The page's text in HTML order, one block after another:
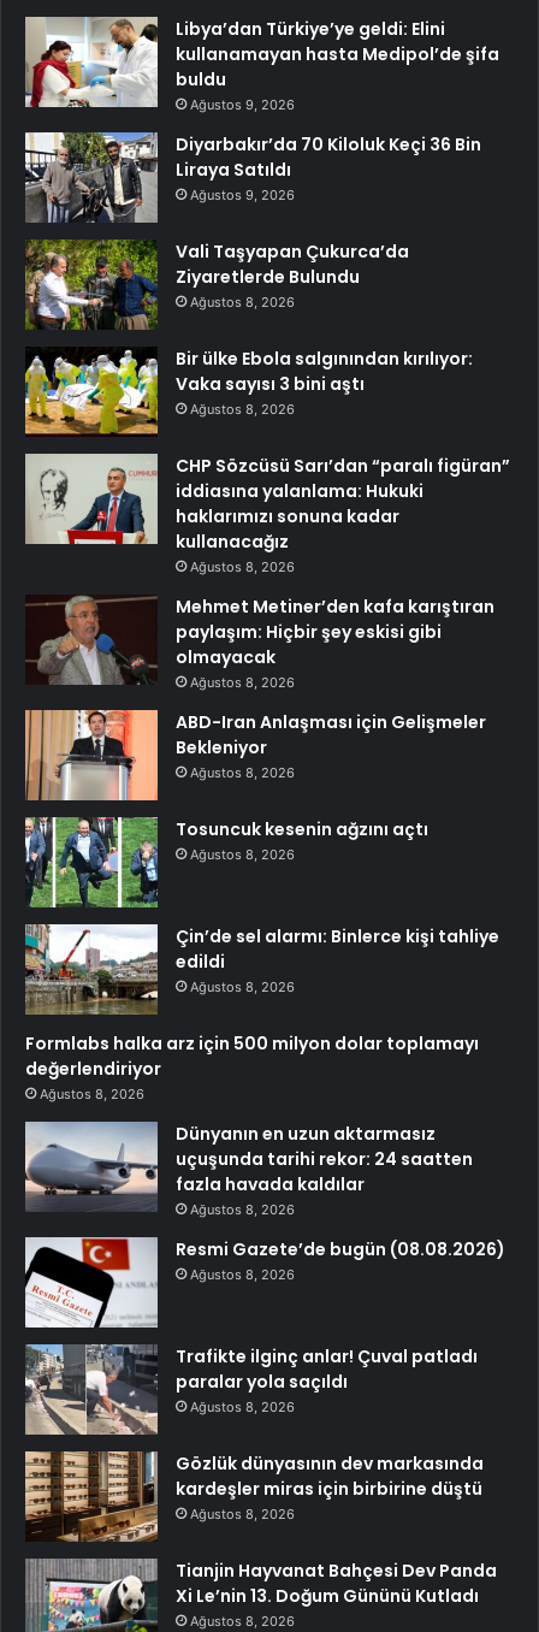
Libya’dan Türkiye’ye geldi: Elini
kullanamayan hasta Medipol’de şifa
buldu
Ağustos 9, 2026
Diyarbakır’da 70 Kiloluk Keçi 36 Bin
Liraya Satıldı
Ağustos 9, 2026
Vali Taşyapan Çukurca’da
Ziyaretlerde Bulundu
Ağustos 8, 2026
Bir ülke Ebola salgınından kırılıyor:
Vaka sayısı 3 bini aştı
Ağustos 8, 2026
CHP Sözcüsü Sarı’dan “paralı figüran”
iddiasına yalanlama: Hukuki
haklarımızı sonuna kadar
kullanacağız
Ağustos 8, 2026
Mehmet Metiner’den kafa karıştıran
paylaşım: Hiçbir şey eskisi gibi
olmayacak
Ağustos 8, 2026
ABD-Iran Anlaşması için Gelişmeler
Bekleniyor
Ağustos 8, 2026
Tosuncuk kesenin ağzını açtı
Ağustos 8, 2026
Çin’de sel alarmı: Binlerce kişi tahliye
edildi
Ağustos 8, 2026
Formlabs halka arz için 500 milyon dolar toplamayı
değerlendiriyor
Ağustos 8, 2026
Dünyanın en uzun aktarmasız
uçuşunda tarihi rekor: 24 saatten
fazla havada kaldılar
Ağustos 8, 2026
Resmi Gazete’de bugün (08.08.2026)
Ağustos 8, 2026
Trafikte ilginç anlar! Çuval patladı
paralar yola saçıldı
Ağustos 8, 2026
Gözlük dünyasının dev markasında
kardeşler miras için birbirine düştü
Ağustos 8, 2026
Tianjin Hayvanat Bahçesi Dev Panda
Xi Le’nin 13. Doğum Gününü Kutladı
Ağustos 8, 2026